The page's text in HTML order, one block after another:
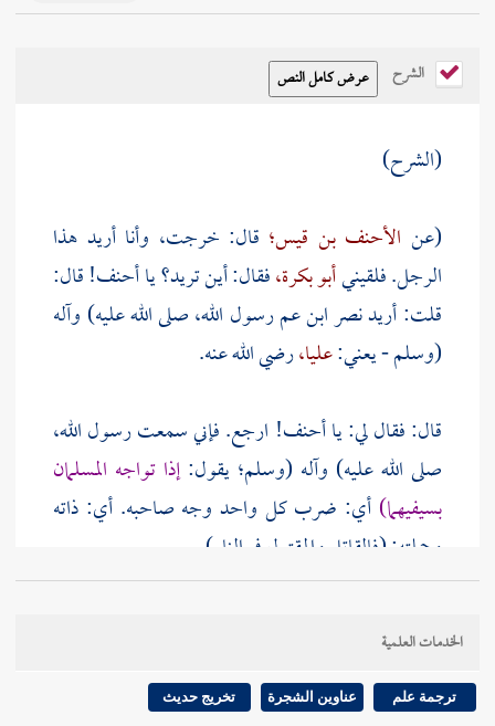
الشرح
(الشرح)
(عن الأحنف بن قيس؛ قال: خرجت، وأنا أريد هذا
الرجل. فلقينيأبو بكرة،فقال: أين تريد؟ ياأحنف!قال:
قلت: أريد نصر ابن عم رسول الله، صلى الله عليه) وآله
(وسلم - يعني:عليا،رضي الله عنه.
قال: فقال لي: ياأحنف! ارجع. فإني سمعت رسول الله،
صلى الله عليه) وآله (وسلم؛ يقول:إذا تواجه المسلمان
بسيفيهما) أي: ضرب كل واحد وجه صاحبه. أي: ذاته
وجملته: (فالقاتل والمقتول في النار).
قالالنووي
قتالهما عصبية، ونحوها.الخدمات العلمية
ترجمة علم عناوين الشجرة تخريج حديث